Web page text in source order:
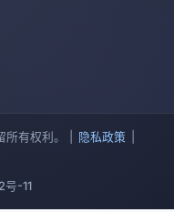
有权利。 | 隐私政策
号-11